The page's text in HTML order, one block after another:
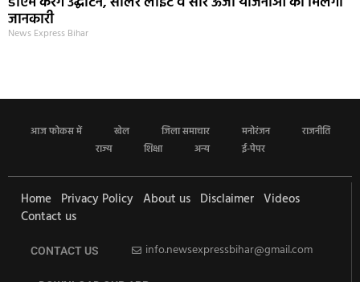
जानकारी
News Express Bihar
आज फोकस में खेल जिला समाचार मनोरंजन
राजनीति
राज्य
शिक्षा अन्य ई-पेपर
Home Privacy Policy About us Disclaimer Videos
Contact us
CONTACT US info.newsexpressbihar@gmail.com